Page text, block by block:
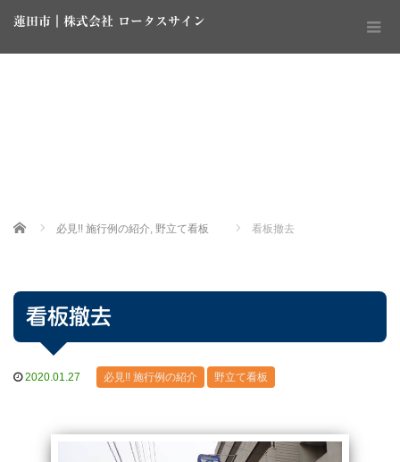
蓮田市｜株式会社 ロータスサイン
Home 必見!! 施行例の紹介, 野立て看板 看板撤去
看板撤去
2020.01.27 必見!! 施行例の紹介 野立て看板